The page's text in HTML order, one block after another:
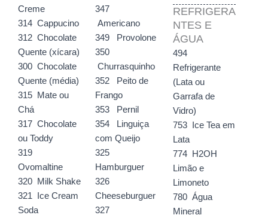
Creme
314 Cappucino
312 Chocolate
Quente (xícara)
300 Chocolate
Quente (média)
315 Mate ou
Chá
317 Chocolate
ou Toddy
319
Ovomaltine
320 Milk Shake
321 Ice Cream
Soda
347
Americano
349 Provolone
350
Churrasquinho
352 Peito de
Frango
353 Pernil
354 Linguiça
com Queijo
325
Hamburguer
326
Cheeseburguer
327
REFRIGERA
NTES E
ÁGUA
494
Refrigerante
(Lata ou
Garrafa de
Vidro)
753 Ice Tea em
Lata
774 H2OH
Limão e
Limoneto
780 Água
Mineral